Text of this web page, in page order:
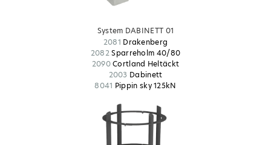
System DABINETT 01
2081 Drakenberg
2082Sparreholm 40/80
2090Cortland Heltäckt
2003 Dabinett
8041 Pippin sky 125kN